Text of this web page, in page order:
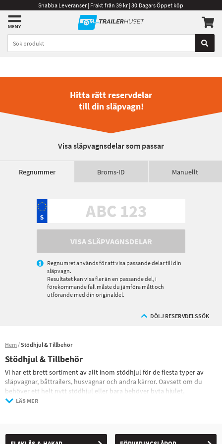
Snabba Leveranser | Frakt från 39 kr | 30 Dagars Öppet köp
Hitta rätt reservdelar
till din släpvagn!
Visa släpvagnsdelar som passar
Regnummer Broms-ID Manuellt
VISA SLÄPVAGNSDELAR
Regnumret används för att visa passande delar till din
släpvagn.
Resultatet kan visa fler än en passande del, i
förekommande fall måste du jämföra mått och
utförande med din originaldel.
DÖLJ RESERVDELSSÖK
Hem Stödhjul & Tillbehör
Stödhjul & Tillbehör
Vi har ett brett sortiment av allt inom stödhjul för de flesta typer av
släpvagnar, båttrailers, husvagnar och andra kärror. Oavsett om du
behöver ett helt nytt stödhjul eller bara behöver byta hjulet,
stödpinnen eller stödhjulsklämman kan vi hjälpa dig.
behöva det.
LÄS MER